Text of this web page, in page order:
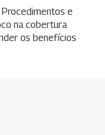
e
na cobertura
os benefícios